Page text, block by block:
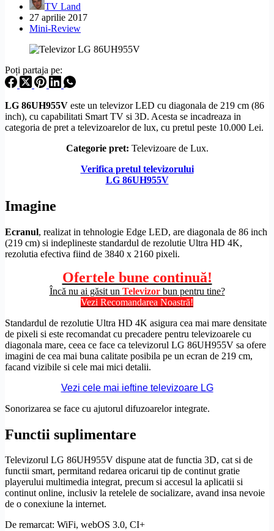
TV Land
27 aprilie 2017
Mini-Review
Poți partaja pe:
LG 86UH955V este un televizor LED cu diagonala de 219 cm (86
inch), cu capabilitati Smart TV si 3D. Acesta se incadreaza in
categoria de pret a televizoarelor de lux, cu pretul peste 10.000 Lei.
Categorie pret: Televizoare de Lux.
Verifica pretul televizorului
LG 86UH955V
Imagine
Ecranul, realizat in tehnologie Edge LED, are diagonala de 86 inch
(219 cm) si indeplineste standardul de rezolutie Ultra HD 4K,
rezolutia efectiva fiind de 3840 x 2160 pixeli.
Ofertele bune continuă!
Încă nu ai găsit un Televizor bun pentru tine?
Vezi Recomandarea Noastră!
Standardul de rezolutie Ultra HD 4K asigura cea mai mare densitate
de pixeli si este recomandat cu precadere pentru televizoarele cu
diagonala mare, ceea ce face ca televizorul LG 86UH955V sa ofere
imagini de cea mai buna calitate posibila pe un ecran de 219 cm,
facand vizibile si cele mai mici detalii.
Vezi cele mai ieftine televizoare LG
Sonorizarea se face cu ajutorul difuzoarelor integrate.
Functii suplimentare
Televizorul LG 86UH955V dispune atat de functia 3D, cat si de
functii smart, permitand redarea oricarui tip de continut gratie
playerului multimedia integrat, precum si accesul la aplicatii si
continut online, inclusiv la retelele de socializare, avand insa nevoie
de o conexiune la internet.
De remarcat: WiFi, webOS 3.0, CI+